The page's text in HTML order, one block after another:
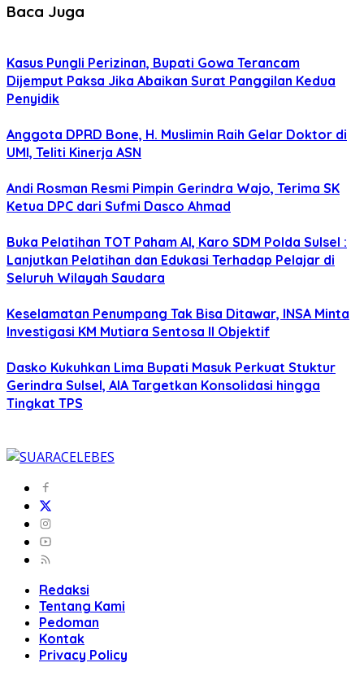
Baca Juga
Kasus Pungli Perizinan, Bupati Gowa Terancam
Dijemput Paksa Jika Abaikan Surat Panggilan Kedua
Penyidik
Anggota DPRD Bone, H. Muslimin Raih Gelar Doktor di
UMI, Teliti Kinerja ASN
Andi Rosman Resmi Pimpin Gerindra Wajo, Terima SK
Ketua DPC dari Sufmi Dasco Ahmad
Buka Pelatihan TOT Paham AI, Karo SDM Polda Sulsel :
Lanjutkan Pelatihan dan Edukasi Terhadap Pelajar di
Seluruh Wilayah Saudara
Keselamatan Penumpang Tak Bisa Ditawar, INSA Minta
Investigasi KM Mutiara Sentosa II Objektif
Dasko Kukuhkan Lima Bupati Masuk Perkuat Stuktur
Gerindra Sulsel, AIA Targetkan Konsolidasi hingga
Tingkat TPS
Redaksi
Tentang Kami
Pedoman
Kontak
Privacy Policy